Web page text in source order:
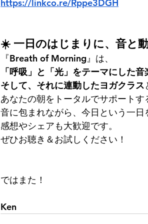
https://linkco.re/Rppe3DGH
☀️ 一日のはじまりに、音と
『Breath of Morning』は、
「呼吸」と「光」をテーマにした音
そして、それに連動したヨガクラス
あなたの朝をトータルでサポート
音に包まれながら、今日という一日
感想やシェアも大歓迎です。
ぜひお聴き＆お試しください！
ではまた！
Ken